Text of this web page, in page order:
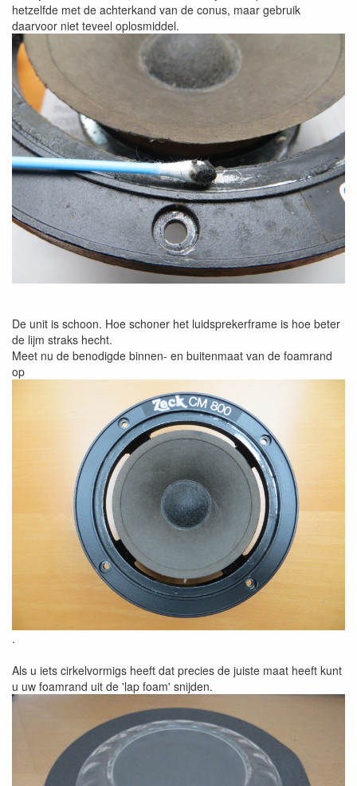
hetzelfde met de achterkand van de conus, maar gebruik
daarvoor niet teveel oplosmiddel.
De unit is schoon. Hoe schoner het luidsprekerframe is hoe beter
de lijm straks hecht.
Meet nu de benodigde binnen- en buitenmaat van de foamrand
op
.
Als u iets cirkelvormigs heeft dat precies de juiste maat heeft kunt
u uw foamrand uit de 'lap foam' snijden.